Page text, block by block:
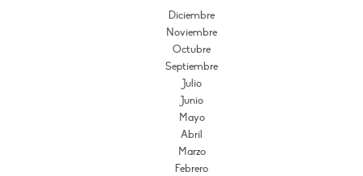
Diciembre
Noviembre
Octubre
Septiembre
Julio
Junio
Mayo
Abril
Marzo
Febrero